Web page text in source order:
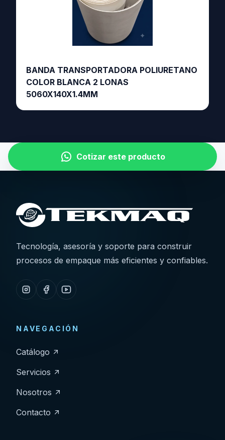
BANDA TRANSPORTADORA POLIURETANO
COLOR BLANCA 2 LONAS
5060X140X1.4MM
Cotizar este producto
Tecnología, asesoría y soporte para construir
procesos de empaque más eficientes y confiables.
NAVEGACIÓN
Catálogo
Servicios
Nosotros
Contacto